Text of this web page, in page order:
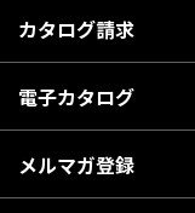
カタログ請求
電子カタログ
メルマガ登録